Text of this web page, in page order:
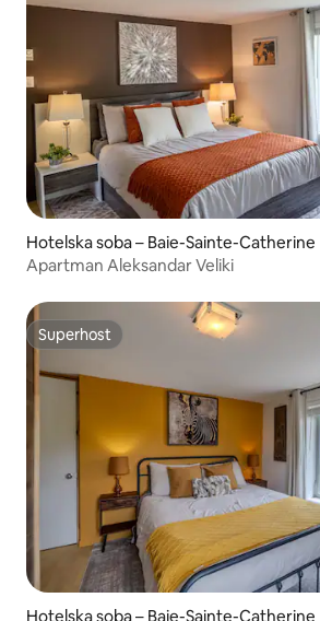
Hotelska soba – Baie-Sainte-Catherine
Apartman Aleksandar Veliki
Superhost
Superhost
Hotelska soba – Baie-Sainte-Catherine